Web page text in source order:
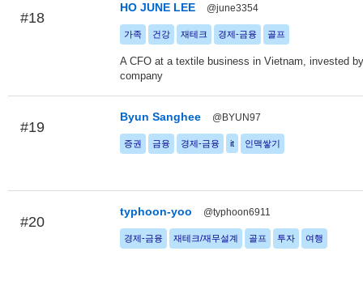
#18
HO JUNE LEE @june3354
가족 건강 재테크 경제-금융 골프
A CFO at a textile business in Vietnam, invested
company
#19
Byun Sanghee @BYUN97
증권 금융 경제-금융 it 인맥쌓기
#20
typhoon-yoo @typhoon6911
경제-금융 재테크/재무설계 골프 투자 여행